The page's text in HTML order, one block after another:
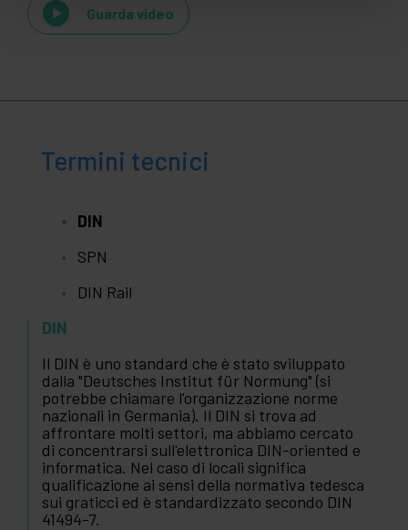
Guarda video
Termini tecnici
DIN
SPN
DIN Rail
DIN
Il DIN è uno standard che è stato sviluppato
dalla "Deutsches Institut für Normung" (si
potrebbe chiamare l'organizzazione norme
nazionali in Germania). Il DIN si trova ad
affrontare molti settori, ma abbiamo cercato
di concentrarsi sull'elettronica DIN-oriented e
informatica. Nel caso di locali significa
qualificazione ai sensi della normativa tedesca
sui graticci ed è standardizzato secondo DIN
41494-7.